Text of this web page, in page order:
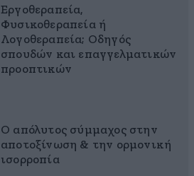
Εργοθεραπεία,
Φυσικοθεραπεία ή
Λογοθεραπεία; Οδηγός
σπουδών και επαγγελματικών
προοπτικών
Ο απόλυτος σύμμαχος στην
αποτοξίνωση & την ορμονική
ισορροπία